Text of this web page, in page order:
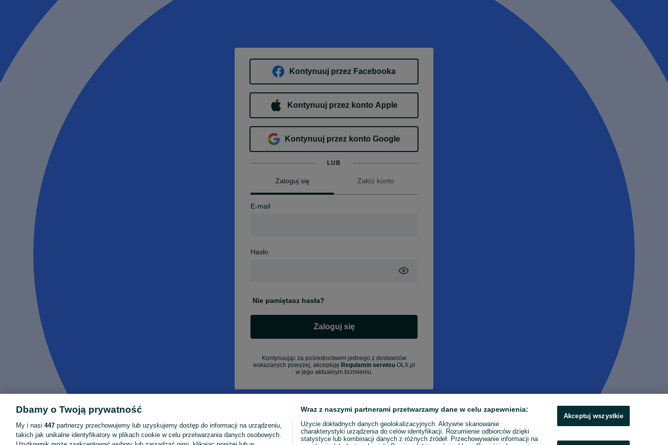
Kontynuuj przez Facebooka
Kontynuuj przez konto Apple
Kontynuuj przez konto Google
LUB
Zaloguj się Załóż konto
E-mail
Hasło
Nie pamiętasz hasła?
Zaloguj się
Kontynuując za pośrednictwem jednego z dostawców
wskazanych powyżej, akceptuję Regulamin serwisu OLX.pl
w jego aktualnym brzmieniu.
Dbamy o Twoją prywatność
My i nasi 447 partnerzy przechowujemy lub uzyskujemy dostęp do informacji na urządzeniu,
takich jak unikalne identyfikatory w plikach cookie w celu przetwarzania danych osobowych.
Wraz z naszymi partnerami przetwarzamy dane w celu zapewnienia:
Użycie dokładnych danych geolokalizacyjnych. Aktywne skanowanie
charakterystyki urządzenia do celów identyfikacji. Rozumienie odbiorców dzięki
statystyce lub kombinacji danych z różnych źródeł. Przechowywanie informacji na
Akceptuj wszystkie